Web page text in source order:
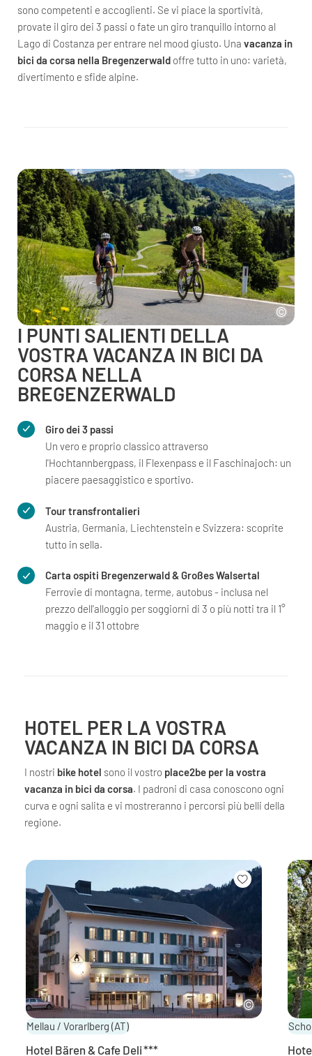
sono competenti e accoglienti. Se vi piace la sportività,
provate il giro dei 3 passi o fate un giro tranquillo intorno al
Lago di Costanza per entrare nel mood giusto. Una vacanza in
bici da corsa nella Bregenzerwald offre tutto in uno: varietà,
divertimento e sfide alpine.
I PUNTI SALIENTI DELLA
VOSTRA VACANZA IN BICI DA
CORSA NELLA
BREGENZERWALD
Giro dei 3 passi
Un vero e proprio classico attraverso
l'Hochtannbergpass, il Flexenpass e il Faschinajoch: un
piacere paesaggistico e sportivo.
Tour transfrontalieri
Austria, Germania, Liechtenstein e Svizzera: scoprite
tutto in sella.
Carta ospiti Bregenzerwald & Großes Walsertal
Ferrovie di montagna, terme, autobus - inclusa nel
prezzo dell'alloggio per soggiorni di 3 o più notti tra il 1°
maggio e il 31 ottobre
HOTEL PER LA VOSTRA
VACANZA IN BICI DA CORSA
I nostri bike hotel sono il vostro place2be per la vostra
vacanza in bici da corsa. I padroni di casa conoscono ogni
curva e ogni salita e vi mostreranno i percorsi più belli della
regione.
Mellau / Vorarlberg (AT)
Hotel Bären & Cafe Deli***